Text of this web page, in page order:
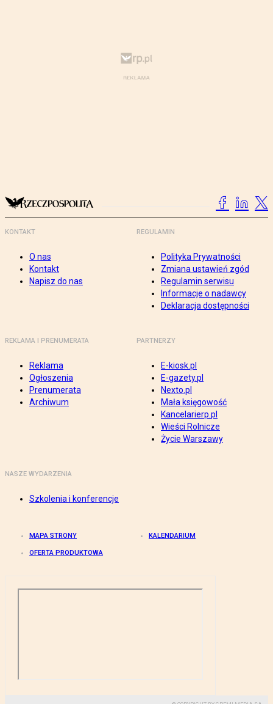
KONTAKT
O nas
Kontakt
Napisz do nas
REGULAMIN
Polityka Prywatności
Zmiana ustawień zgód
Regulamin serwisu
Informacje o nadawcy
Deklaracja dostępności
REKLAMA I PRENUMERATA
Reklama
Ogłoszenia
Prenumerata
Archiwum
PARTNERZY
E-kiosk.pl
E-gazety.pl
Nexto.pl
Mała księgowość
Kancelarierp.pl
Wieści Rolnicze
Życie Warszawy
NASZE WYDARZENIA
Szkolenia i konferencje
MAPA STRONY KALENDARIUM
OFERTA PRODUKTOWA